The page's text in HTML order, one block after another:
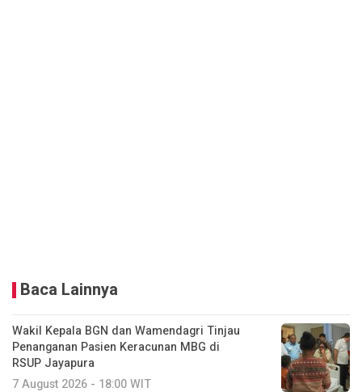
Baca Lainnya
Wakil Kepala BGN dan Wamendagri Tinjau
Penanganan Pasien Keracunan MBG di
RSUP Jayapura
7 August 2026 - 18:00 WIT